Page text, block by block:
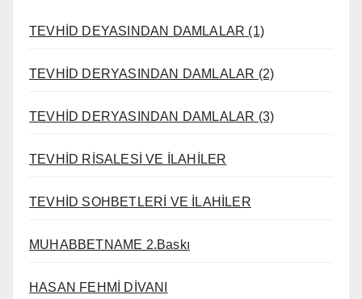
TEVHİD DEYASINDAN DAMLALAR (1)
TEVHİD DERYASINDAN DAMLALAR (2)
TEVHİD DERYASINDAN DAMLALAR (3)
TEVHİD RİSALESİ VE İLAHİLER
TEVHİD SOHBETLERİ VE İLAHİLER
MUHABBETNAME 2.Baskı
HASAN FEHMİ DİVANI